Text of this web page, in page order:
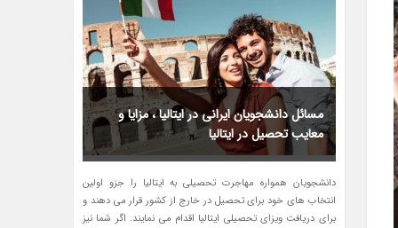
مسائل دانشجویان ایرانی در ایتالیا ، مزایا و
معایب تحصیل در ایتالیا
دانشجویان همواره مهاجرت تحصیلی به ایتالیا را جزو اولین
انتخاب های خود برای تحصیل در خارج از کشور قرار می دهند و
برای دریافت ویزای تحصیلی ایتالیا اقدام می نمایند. اگر شما نیز